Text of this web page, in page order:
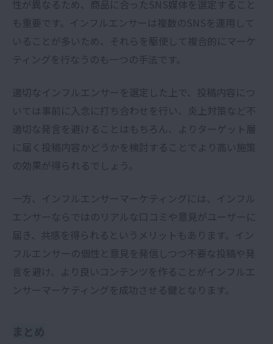
性が異なるため、商品に合ったSNS媒体を選定すること
も重要です。インフルエンサーは複数のSNSを運用して
いることが多いため、それらを駆使して複合的にマーケ
ティングを行なうのも一つの手法です。
適切なインフルエンサーを選定した上で、投稿内容につ
いては事前に入念に打ち合わせを行い、炎上対策など不
適切な発言を避けることはもちろん、よりターゲット層
に届く投稿内容かどうかを検討することでより高い施策
の効果が得られるでしょう。
一方、インフルエンサーマーケティングには、インフル
エンサーならではのリアルな口コミや意見がユーザーに
届き、共感を得られるというメリットもあります。イン
フルエンサーの個性と意見を発信しつつ不要な投稿や発
言を避け、より良いコンテンツを作ることがインフルエ
ンサーマーケティングを成功させる鍵となります。